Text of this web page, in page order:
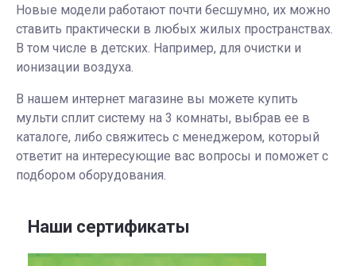
Новые модели работают почти бесшумно, их можно
ставить практически в любых жилых пространствах.
В том числе в детских. Например, для очистки и
ионизации воздуха.
В нашем интернет магазине вы можете купить
мульти сплит систему на 3 комнаты, выбрав ее в
каталоге, либо свяжитесь с менеджером, который
ответит на интересующие вас вопросы и поможет с
подбором оборудования.
Наши сертификаты